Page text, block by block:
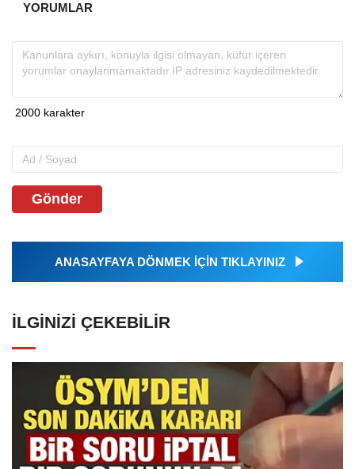
YORUMLAR
Gönder
ANASAYFAYA DÖNMEK İÇİN TIKLAYINIZ
İLGINIZI ÇEKEBILIR